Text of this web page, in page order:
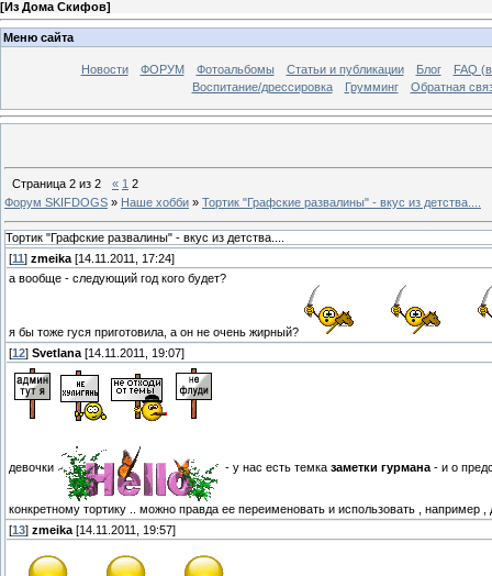
[Из Дома Скифов]
Меню сайта
Новости ФОРУМ Фотоальбомы Статьи и публикации Блог
FAQ
Воспитание/дрессировка
Грумминг Обратная
Страница 2 из 2 « 1 2
Форум SKIFDOGS » Наше хобби » Тортик "Графские развалины" - вкус из детства....
Тортик "Графские развалины" - вкус из детства....
[11] zmeika [14.11.2011, 17:24]
а вообще - следующий год кого будет?
я бы тоже гуся приготовила, а он не очень жирный?
[12] Svetlana [14.11.2011, 19:07]
девочки - у нас есть темка заметки гурмана- и о
конкретному тортику .. можно правда ее переименовать и использовать , например
[13] zmeika [14.11.2011, 19:57]